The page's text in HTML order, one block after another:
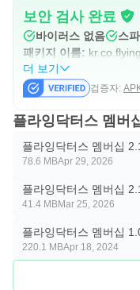
- 마이크: 음성상담을
- 위치: 현재 체류국
서 사용
* 선택 접근 권한 미
보안 검사 완료
바이러스 없음 스
패키지 이름:
더 보기
검증자:
플라잉닥터스 멤버
플라잉닥터스 멤버십
78.6 MBApr 29, 2026
플라잉닥터스 멤버십
41.4 MBMar 25, 2026
플라잉닥터스 멤버십
220.1 MBApr 18, 2024